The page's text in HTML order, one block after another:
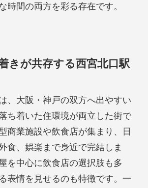
時間の両方を彩る存在です。
きが共存する西宮北口駅
、大阪・神戸の双方へ出やすい
ち着いた住環境が両立した街で
商業施設や飲食店が集まり、日
食、娯楽まで身近で完結しま
を中心に飲食店の選択肢も多
表情を見せるのも特徴です。一